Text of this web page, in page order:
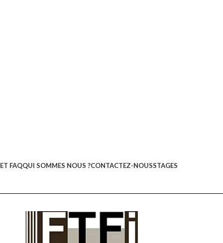
FAQQUI SOMMES NOUS ?CONTACTEZ-NOUSSTAGES